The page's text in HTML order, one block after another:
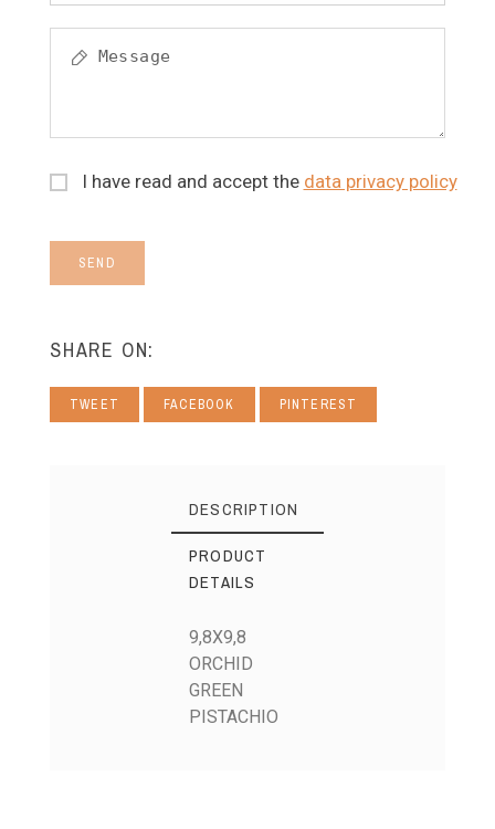
I have read and accept the data privacy policy
SEND
SHARE ON:
TWEET FACEBOOK PINTEREST
DESCRIPTION
PRODUCT
DETAILS
9,8X9,8
ORCHID
GREEN
PISTACHIO